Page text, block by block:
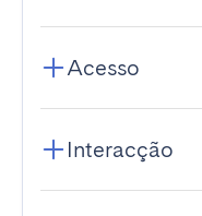
Acesso
Interacção